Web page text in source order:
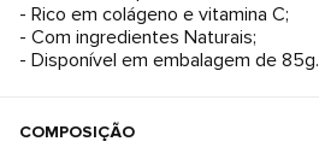
- Rico em colágeno e vitamina C;
- Com ingredientes Naturais;
- Disponível em embalagem de 85g.
COMPOSIÇÃO